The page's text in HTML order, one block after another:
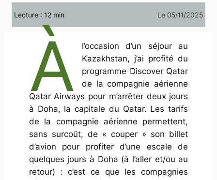
Lecture : 12 min Le 05/11/2025
À
l’occasion d’un séjour au
Kazakhstan, j’ai profité du
programme Discover Qatar
de la compagnie aérienne
Qatar Airways pour m’arrêter deux jours
à Doha, la capitale du Qatar. Les tarifs
de la compagnie aérienne permettent,
sans surcoût, de « couper » son billet
d’avion pour profiter d’une escale de
quelques jours à Doha (à l’aller et/ou au
retour) : c’est ce que les compagnies